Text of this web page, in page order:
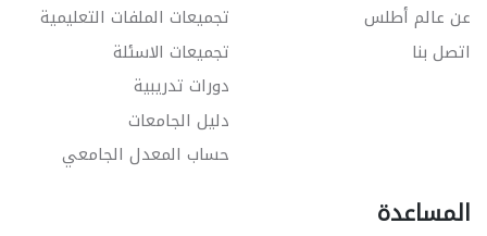
عن عالم أطلس
اتصل بنا
تجميعات الملفات التعليمية
تجميعات الاسئلة
دورات تدريبية
دليل الجامعات
حساب المعدل الجامعي
المساعدة